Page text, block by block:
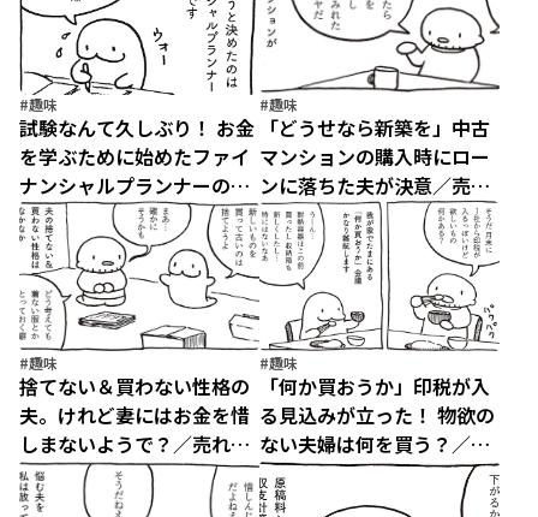
#趣味
試験なんて久しぶり！ お金
を学ぶために始めたファイ
ナンシャルプランナーの勉
強／売れないマンガ家の貧
しくない生活（11）
#趣味
「どうせなら新築を」中古
マンションの購入時にロー
ンに落ちた夫が決意／売れ
ないマンガ家の貧しくない
生活（10）
#趣味
捨てない＆買わない性格の
夫。けれど妻にはお金を惜
しまないようで？／売れな
いマンガ家の貧しくない生
活（9）
#趣味
「何か買おうか」印税が入
る見込みが立った！ 物欲の
ない夫婦は何を買う？／売
れないマンガ家の貧しくな
い生活（8）